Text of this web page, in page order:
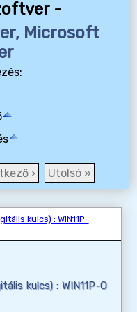
-
Microsoft
› Utolsó »
kulcs) : WIN11P-O